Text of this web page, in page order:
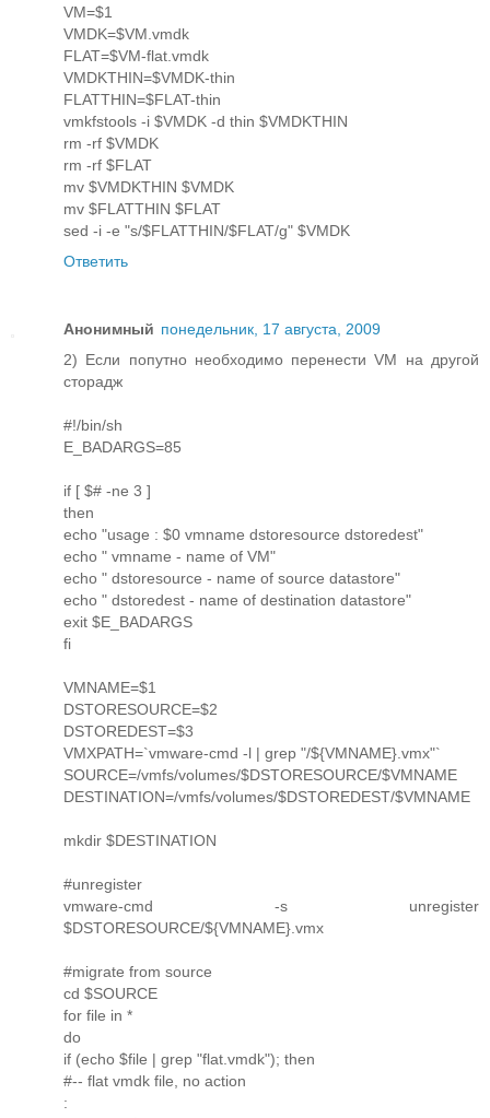
VM=$1
VMDK=$VM.vmdk
FLAT=$VM-flat.vmdk
VMDKTHIN=$VMDK-thin
FLATTHIN=$FLAT-thin
vmkfstools -i $VMDK -d thin $VMDKTHIN
rm -rf $VMDK
rm -rf $FLAT
mv $VMDKTHIN $VMDK
mv $FLATTHIN $FLAT
sed -i -e "s/$FLATTHIN/$FLAT/g" $VMDK
Ответить
Анонимный понедельник, 17 августа, 2009
2) Если попутно необходимо перенести VM на другой
сторадж
#!/bin/sh
E_BADARGS=85
if [ $# -ne 3 ]
then
echo "usage : $0 vmname dstoresource dstoredest"
echo " vmname - name of VM"
echo " dstoresource - name of source datastore"
echo " dstoredest - name of destination datastore"
exit $E_BADARGS
fi
VMNAME=$1
DSTORESOURCE=$2
DSTOREDEST=$3
VMXPATH=`vmware-cmd -l | grep "/${VMNAME}.vmx"`
SOURCE=/vmfs/volumes/$DSTORESOURCE/$VMNAME
DESTINATION=/vmfs/volumes/$DSTOREDEST/$VMNAME
mkdir $DESTINATION
#unregister
vmware-cmd -s unregister
$DSTORESOURCE/${VMNAME}.vmx
#migrate from source
cd $SOURCE
for file in *
do
if (echo $file | grep "flat.vmdk"); then
#-- flat vmdk file, no action
: